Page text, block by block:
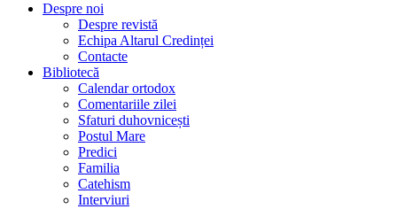
Despre noi
Despre revistă
Echipa Altarul Credinței
Contacte
Bibliotecă
Calendar ortodox
Comentariile zilei
Sfaturi duhovnicești
Postul Mare
Predici
Familia
Catehism
Interviuri